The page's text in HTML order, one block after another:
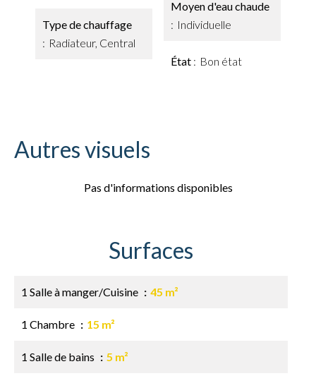
Type de chauffage
Radiateur, Central
Moyen d'eau chaude
Individuelle
État Bon état
Autres visuels
Pas d'informations disponibles
Surfaces
1 Salle à manger/Cuisine 45 m²
1 Chambre 15 m²
1 Salle de bains 5 m²